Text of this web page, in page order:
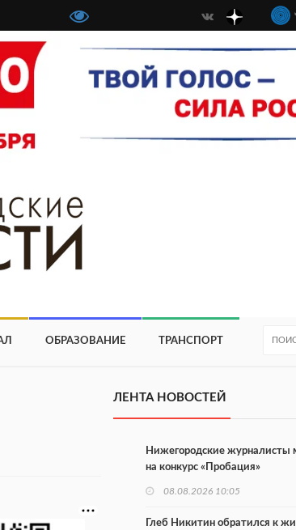
ОБРАЗОВАНИЕ ТРАНСПОРТ
ЛЕНТА НОВОСТЕЙ
Нижегородские журналисты
на конкурс «Пробация»
08.08.2026 10:05
Глеб Никитин обратился к